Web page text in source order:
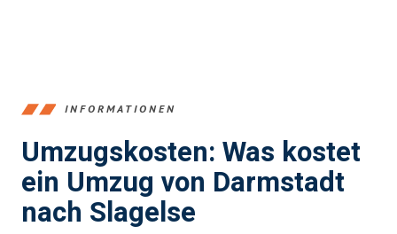
INFORMATIONEN
Umzugskosten: Was kostet
ein Umzug von Darmstadt
nach Slagelse